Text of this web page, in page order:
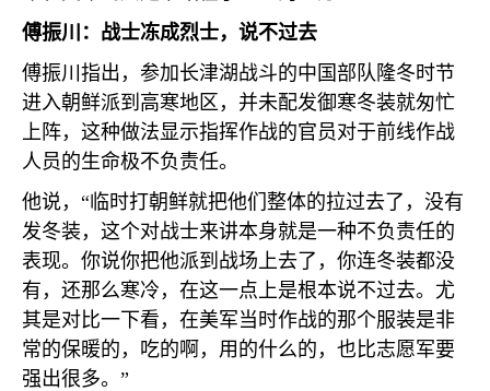
傅振川：战士冻成烈士，说不过去
傅振川指出，参加长津湖战斗的中国部队隆冬时节
进入朝鲜派到高寒地区，并未配发御寒冬装就匆忙
上阵，这种做法显示指挥作战的官员对于前线作战
人员的生命极不负责任。
他说，“临时打朝鲜就把他们整体的拉过去了，没有
发冬装，这个对战士来讲本身就是一种不负责任的
表现。你说你把他派到战场上去了，你连冬装都没
有，还那么寒冷，在这一点上是根本说不过去。尤
其是对比一下看，在美军当时作战的那个服装是非
常的保暖的，吃的啊，用的什么的，也比志愿军要
强出很多。”